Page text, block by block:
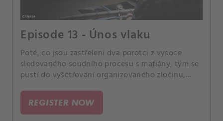
Episode 13 - Únos vlaku
Poté, co jsou zastřeleni dva porotci z vysoce
sledovaného soudního procesu s mafiány, tým se
pustí do vyšetřování organizovaného zločinu,
zamýšlenými cíli. Případ se pro Scolu stane
osobním, když se dozví, že jeden z jeho bývalých
REGISTER NOW